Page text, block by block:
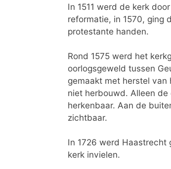
In 1511 werd de kerk
reformatie, in 1570, ging
protestante handen.
Rond 1575 werd het
oorlogsgeweld tussen
gemaakt met herstel van
niet herbouwd. Alleen
herkenbaar. Aan de
zichtbaar.
In 1726 werd
kerk invielen.